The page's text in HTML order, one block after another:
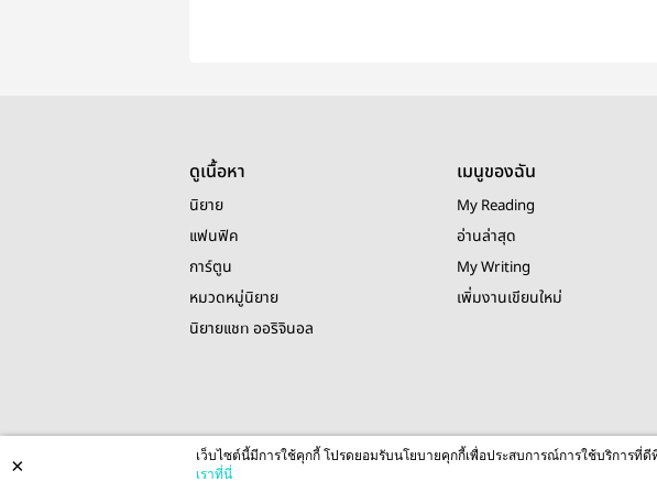
ดูเนื้อหา
นิยาย
แฟนฟิค
การ์ตูน
หมวดหมู่นิยาย
นิยายแชท ออริจินอล
เมนูของฉัน
My Reading
อ่านล่าสุด
My Writing
เพิ่มงานเขียนใหม่
© 2026
This site is protected by
× เว็บไซต์นี้มีการใช้คุกกี้ โปรดยอมรับนโยบายคุกกี้เพื่อประสบการณ์การใช้บริการ
เราที่นี่